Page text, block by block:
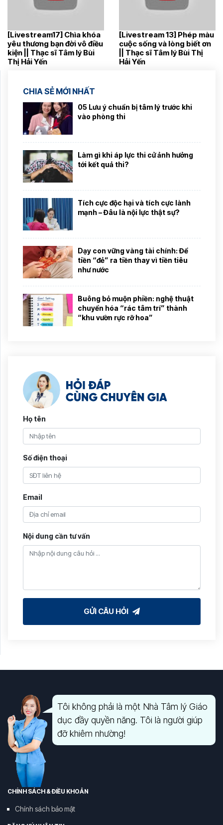
[Livestream17] Chìa khóa
yêu thương bạn đời vô điều
kiện || Thạc sĩ Tâm lý Bùi
Thị Hải Yến
[Livestream 13] Phép màu
cuộc sống và lòng biết ơn
|| Thạc sĩ Tâm lý Bùi Thị
Hải Yến
CHIA SẺ MỚI NHẤT
05 Lưu ý chuẩn bị tâm lý trước khi
vào phòng thi
Làm gì khi áp lực thi cử ảnh hưởng
tới kết quả thi?
Tích cực độc hại và tích cực lành
mạnh – Đâu là nội lực thật sự?
Dạy con vững vàng tài chính: Để
tiền “đẻ” ra tiền thay vì tiền tiêu
như nước
Buông bỏ muộn phiền: nghệ thuật
chuyển hóa “rác tâm trí” thành
“khu vườn rực rỡ hoa”
Họ tên
Số điện thoại
Email
Nội dung cần tư vấn
GỬI CÂU HỎI
Tôi không phải là một Nhà Tâm lý Giáo
dục đầy quyền năng. Tôi là người giúp
đỡ khiêm nhường!
CHÍNH SÁCH & ĐIỀU KHOẢN
Chính sách bảo mật